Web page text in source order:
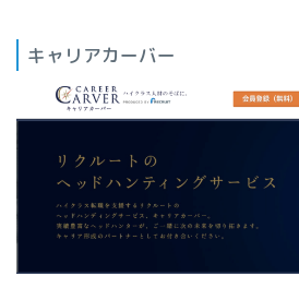
キャリアカーバー